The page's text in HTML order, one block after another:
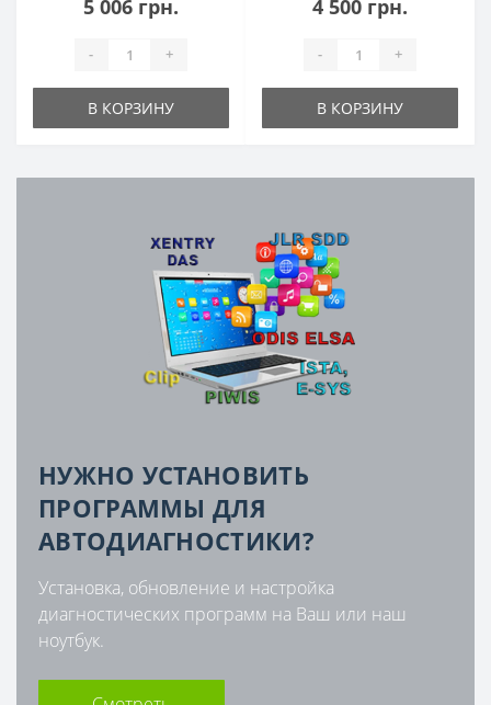
5 006 грн.
- +
В КОРЗИНУ
4 500 грн.
- +
В КОРЗИНУ
НУЖНО УСТАНОВИТЬ
ПРОГРАММЫ ДЛЯ
АВТОДИАГНОСТИКИ?
Установка, обновление и настройка
диагностических программ на Ваш или наш
ноутбук.